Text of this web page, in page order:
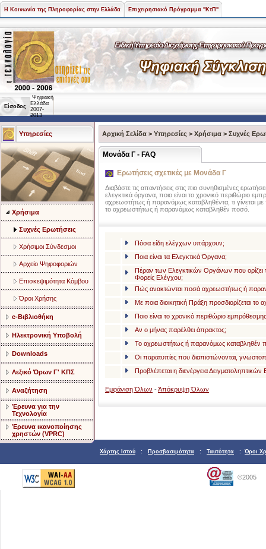
Η Κοινωνία της Πληροφορίας στην Ελλάδα Επιχειρησιακό Πρόγραμμα "ΚτΠ"
Είσοδος
Ψηφιακή
Ελλάδα
2007-
2013
Υπηρεσίες
Χρήσιμα
Συχνές Ερωτήσεις
Χρήσιμοι Σύνδεσμοι
Αρχείο Ψηφοφοριών
Επισκεψιμότητα Κόμβου
Όροι Χρήσης
e-Βιβλιοθήκη
Ηλεκτρονική Υποβολή
Downloads
Λεξικό Όρων Γ' ΚΠΣ
Αναζήτηση
Έρευνα για την
Τεχνολογία
Έρευνα ικανοποίησης
χρηστών (VPRC)
Αρχική Σελίδα > Υπηρεσίες > Χρήσιμα > Συχνές
Μονάδα Γ - FAQ
Ερωτήσεις σχετικές με Μονάδα Γ
Διαβάστε τις απαντήσεις στις πιο συνηθισμένες
ελεγκτικά όργανα, ποιο είναι το χρονικό περιθώριο
αχρεωστήτως ή παρανόμως καταβληθέντα, τι γίνεται με
το αχρεωστήτως ή παρανόμως καταβληθέν ποσό.
Πόσα είδη ελέγχων υπάρχουν;
Ποια είναι τα Ελεγκτικά Όργανα;
Πέραν των Ελεγκτικών Οργάνων που ορίζει
Φορείς Ελέγχου;
Πώς ανακτώνται ποσά αχρεωστήτως ή
Με ποια διοικητική Πράξη προσδιορίζεται
Ποιο είναι το χρονικό περιθώριο
Αν ο μήνας παρέλθει άπρακτος;
Το αχρεωστήτως ή παρανόμως καταβληθέν
Οι παρατυπίες που διαπιστώνονται,
Προβλέπεται η διενέργεια
Εμφάνιση Όλων - Άπόκρυψη Όλων
Χάρτης Ιστού : Προσβασιμότητα : Ταυτότητα : Όροι
©2005